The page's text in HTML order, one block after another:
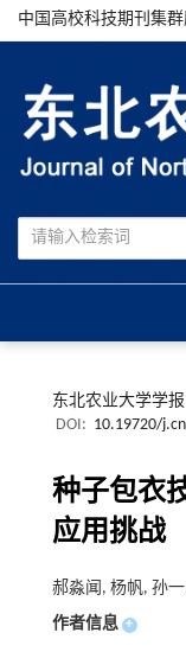
中国高校科技期刊集
东北农业大学学报
DOI: 10.19720/
种子包衣
应用挑战
郝淼闻, 杨帆, 孙
作者信息 +